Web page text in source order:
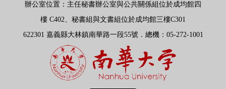
辦公室位置：主任秘書辦公室與公共關係組位於成均館四
樓 C402、秘書組與文書組位於成均館三樓C301
622301 嘉義縣大林鎮南華路一段55號．總機： 05-272-1001